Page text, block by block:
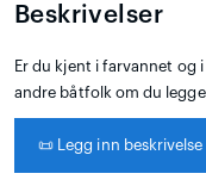
Beskrivelser
Er du kjent i farvannet og
andre båtfolk om du
📜 Legg inn beskrivelse